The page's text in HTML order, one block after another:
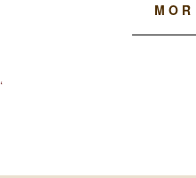
‘